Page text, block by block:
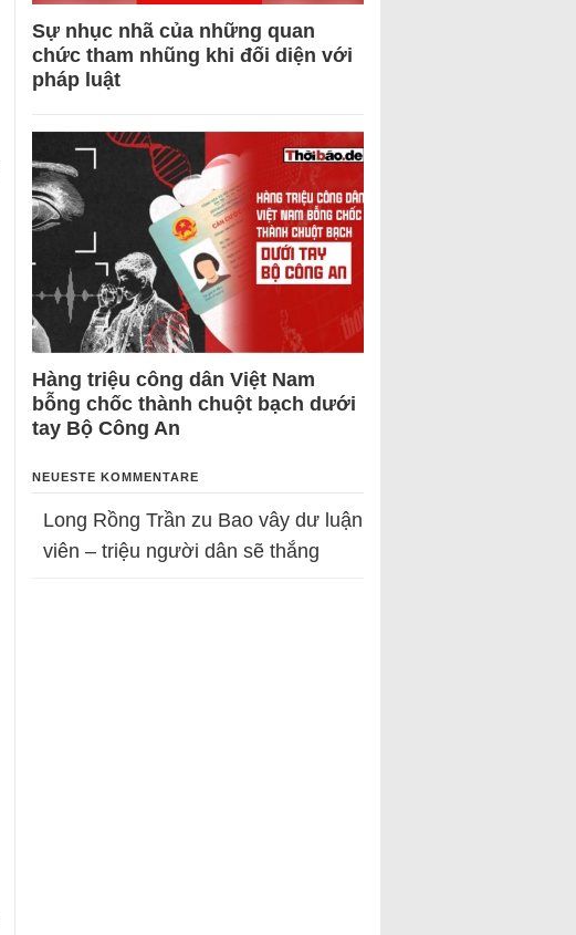
Sự nhục nhã của những quan
chức tham nhũng khi đối diện với
pháp luật
Hàng triệu công dân Việt Nam
bỗng chốc thành chuột bạch dưới
tay Bộ Công An
NEUESTE KOMMENTARE
Long Rồng Trần zu Bao vây dư luận
viên – triệu người dân sẽ thắng